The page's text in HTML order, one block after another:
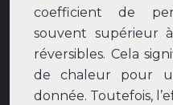
coefficient de
souvent supérieur
réversibles. Cela
de chaleur pour
donnée. Toutefois,